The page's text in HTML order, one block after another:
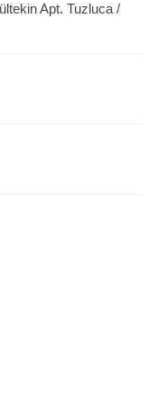
Apt. Tuzluca /